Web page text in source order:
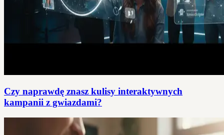
Czy naprawdę znasz kulisy interaktywnych
kampanii z gwiazdami?